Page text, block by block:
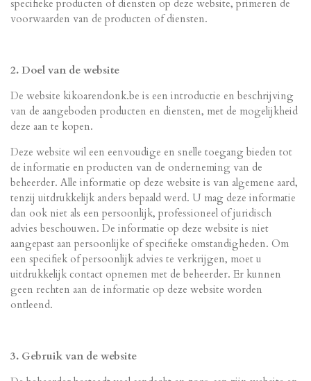
specifieke producten of diensten op deze website, primeren de
voorwaarden van de producten of diensten.
2. Doel van de website
De website kikoarendonk.be is een introductie en beschrijving
van de aangeboden producten en diensten, met de mogelijkheid
deze aan te kopen.
Deze website wil een eenvoudige en snelle toegang bieden tot
de informatie en producten van de onderneming van de
beheerder. Alle informatie op deze website is van algemene aard,
tenzij uitdrukkelijk anders bepaald werd. U mag deze informatie
dan ook niet als een persoonlijk, professioneel of juridisch
advies beschouwen. De informatie op deze website is niet
aangepast aan persoonlijke of specifieke omstandigheden. Om
een specifiek of persoonlijk advies te verkrijgen, moet u
uitdrukkelijk contact opnemen met de beheerder. Er kunnen
geen rechten aan de informatie op deze website worden
ontleend.
3. Gebruik van de website